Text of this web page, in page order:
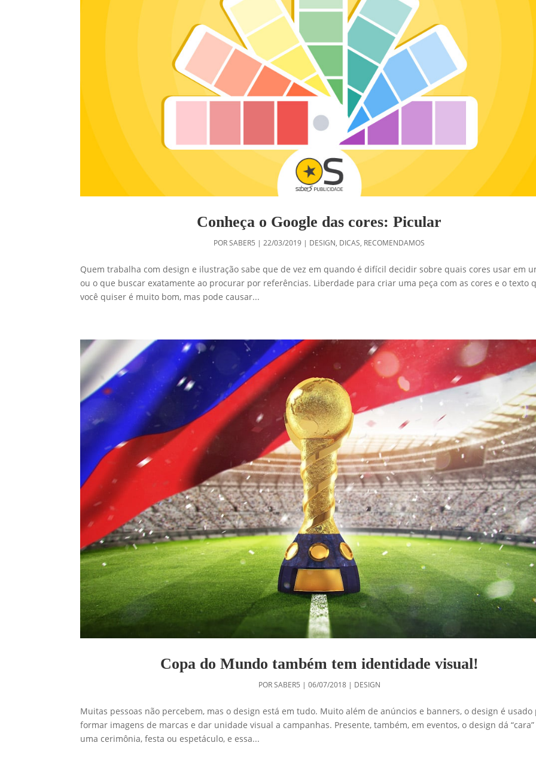
Conheça o Google das cores: Picular
PORSABER5 |22/03/2019 | DESIGN, DICAS, RECOMENDAMOS
Quem trabalha com design e ilustração sabe que de vez em quando é difícil decidir sobre quais cores usar em
ou o que buscar exatamente ao procurar por referências. Liberdade para criar uma peça com as cores e o texto
você quiser é muito bom, mas pode causar...
Copa do Mundo também tem identidade visual!
PORSABER5 | 06/07/2018| DESIGN
Muitas pessoas não percebem, mas o design está em tudo. Muito além de anúncios e banners, o design é usado
formar imagens de marcas e dar unidade visual a campanhas. Presente, também, em eventos, o design dá
uma cerimônia, festa ou espetáculo, e essa...